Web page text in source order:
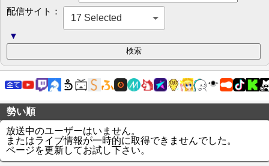
配信サイト：
17 Selected
▼
勢い順
放送中のユーザーはいません。
またはライブ情報が一時的に取得できませんでした。
ページを更新してお試し下さい。